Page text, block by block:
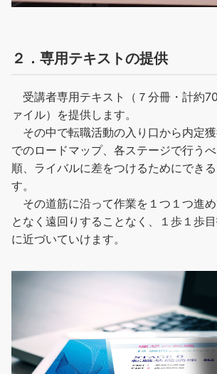
２．専用テキストの提供
受講者専用テキスト（７分冊・計約
ァイル）を提供します。
その中で転職活動の入り口から内定
でのロードマップ、各ステージで行う
順、ライバルに差をつけるためにでき
す。
その道筋に沿って作業を１つ１つ進
となく遠回りすることなく、１歩１歩
に近づいていけます。